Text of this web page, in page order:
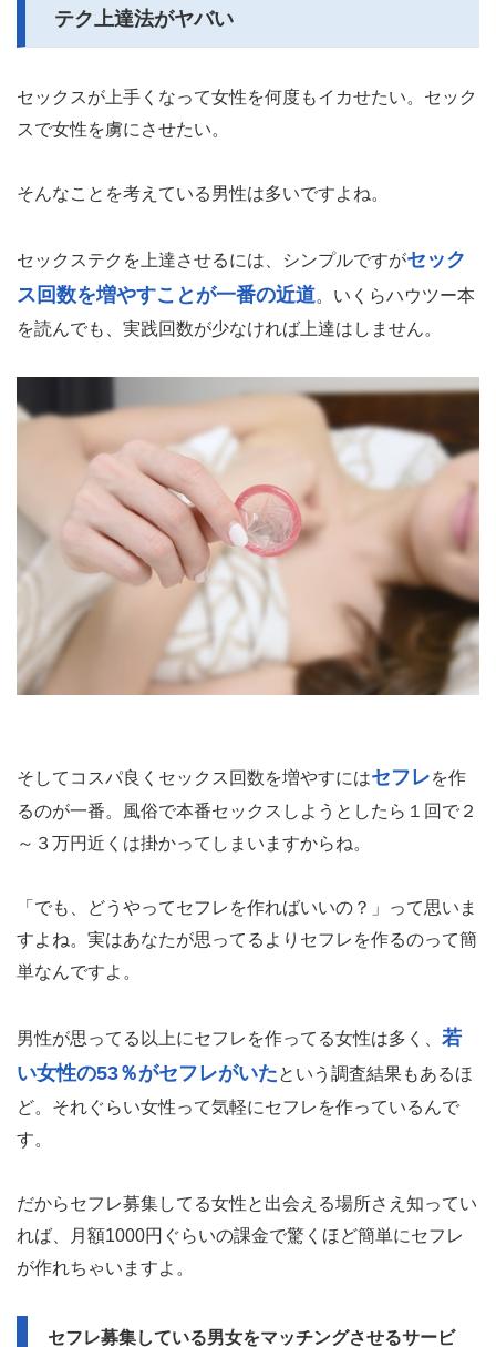
テク上達法がヤバい
セックスが上手くなって女性を何度もイカせたい。セック
スで女性を虜にさせたい。
そんなことを考えている男性は多いですよね。
セックステクを上達させるには、シンプルですがセック
ス回数を増やすことが一番の近道。いくらハウツー本
を読んでも、実践回数が少なければ上達はしません。
そしてコスパ良くセックス回数を増やすにはセフレを作
るのが一番。風俗で本番セックスしようとしたら１回で２
～３万円近くは掛かってしまいますからね。
「でも、どうやってセフレを作ればいいの？」って思いま
すよね。実はあなたが思ってるよりセフレを作るのって簡
単なんですよ。
男性が思ってる以上にセフレを作ってる女性は多く、 若
い女性の53％がセフレがいたという調査結果もあるほ
ど。それぐらい女性って気軽にセフレを作っているんで
す。
だからセフレ募集してる女性と出会える場所さえ知ってい
れば、月額1000円ぐらいの課金で驚くほど簡単にセフレ
が作れちゃいますよ。
セフレ募集している男女をマッチングさせるサービ